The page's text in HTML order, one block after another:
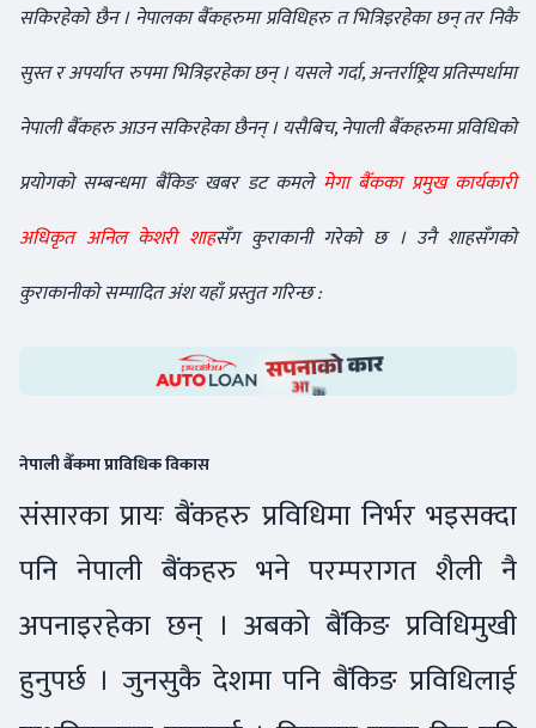
सकिरहेको छैन । नेपालका बैँकहरुमा प्रविधिहरु त भित्रिइरहेका छन् तर निकै
सुस्त र अपर्याप्त रुपमा भित्रिइरहेका छन् । यसले गर्दा, अन्तर्राष्ट्रिय प्रतिस्पर्धामा
नेपाली बैँकहरु आउन सकिरहेका छैनन् । यसैबिच, नेपाली बैँकहरुमा प्रविधिको
प्रयोगको सम्बन्धमा बैँकिङ खबर डट कमले मेगा बैँकका प्रमुख कार्यकारी
अधिकृत अनिल केशरी शाहसँग कुराकानी गरेको छ । उनै शाहसँगको
कुराकानीको सम्पादित अंश यहाँ प्रस्तुत गरिन्छ :
नेपाली बैँकमा प्राविधिक विकास
संसारका प्रायः बैंकहरु प्रविधिमा निर्भर भइसक्दा
पनि नेपाली बैंकहरु भने परम्परागत शैली नै
अपनाइरहेका छन् । अबको बैंकिङ प्रविधिमुखी
हुनुपर्छ । जुनसुकै देशमा पनि बैंकिङ प्रविधिलाई